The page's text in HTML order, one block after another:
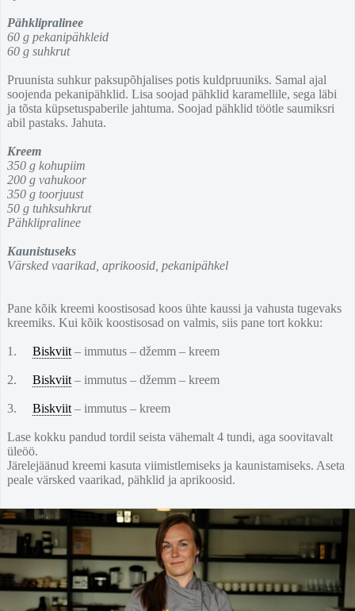
Pähklipralinee
60 g pekanipähkleid
60 g suhkrut
Pruunista suhkur paksupõhjalises potis kuldpruuniks. Samal ajal
soojenda pekanipähklid. Lisa soojad pähklid karamellile, sega läbi
ja tõsta küpsetuspaberile jahtuma. Soojad pähklid töötle saumiksri
abil pastaks. Jahuta.
Kreem
350 g kohupiim
200 g vahukoor
350 g toorjuust
50 g tuhksuhkrut
Pähklipralinee
Kaunistuseks
Värsked vaarikad, aprikoosid, pekanipähkel
Pane kõik kreemi koostisosad koos ühte kaussi ja vahusta tugevaks
kreemiks. Kui kõik koostisosad on valmis, siis pane tort kokku:
1. Biskviit – immutus – džemm – kreem
2. Biskviit – immutus – džemm – kreem
3. Biskviit – immutus – kreem
Lase kokku pandud tordil seista vähemalt 4 tundi, aga soovitavalt
üleöö.
Järelejäänud kreemi kasuta viimistlemiseks ja kaunistamiseks. Aseta
peale värsked vaarikad, pähklid ja aprikoosid.